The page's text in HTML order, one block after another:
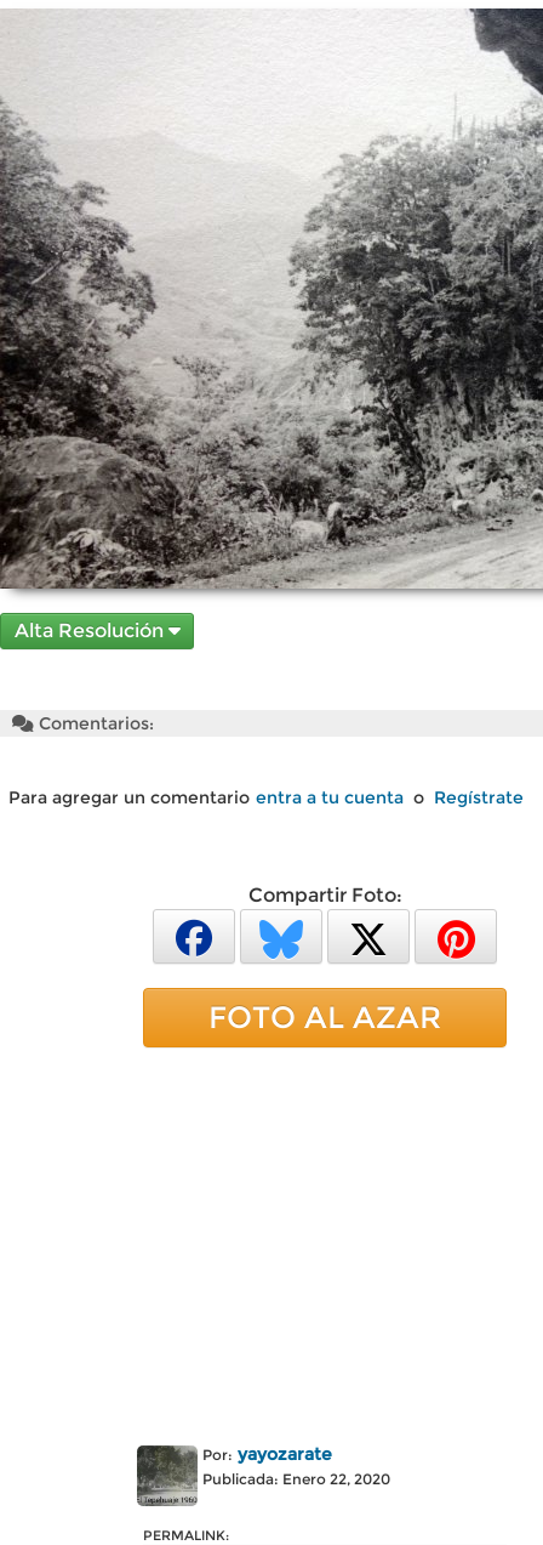
Alta Resolución
Comentarios:
Para agregar un comentario entra a tu cuenta o Regístrate
Compartir Foto:
FOTO AL AZAR
Por: yayozarate
Publicada: Enero 22, 2020
PERMALINK: